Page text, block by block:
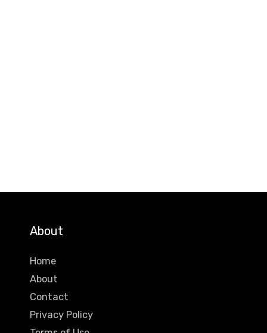
About
Home
About
Contact
Privacy Policy